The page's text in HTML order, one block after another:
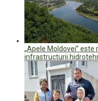
„Apele Moldovei”
infrastructurii